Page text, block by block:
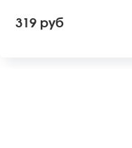
блюда может
319 руб